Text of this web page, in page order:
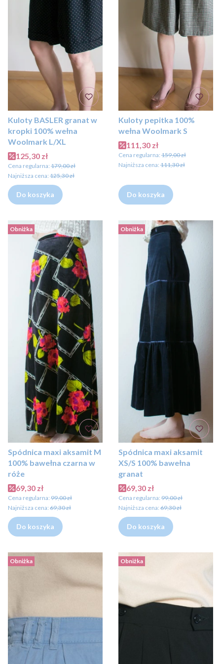
Kuloty BASLER granat w
kropki 100% wełna
Woolmark L/XL
Cena promocyjna
125,30 zł
Cena regularna: 179,00 zł
Najniższa cena: 125,30 zł
Do koszyka
Kuloty pepitka 100%
wełna Woolmark S
Cena promocyjna
111,30 zł
Cena regularna: 159,00 zł
Najniższa cena: 111,30 zł
Do koszyka
Obniżka
Spódnica maxi aksamit M
100% bawełna czarna w
róże
Cena promocyjna
69,30 zł
Cena regularna: 99,00 zł
Najniższa cena: 69,30 zł
Do koszyka
Obniżka
Spódnica maxi aksamit
XS/S 100% bawełna
granat
Cena promocyjna
69,30 zł
Cena regularna: 99,00 zł
Najniższa cena: 69,30 zł
Do koszyka
Obniżka Obniżka